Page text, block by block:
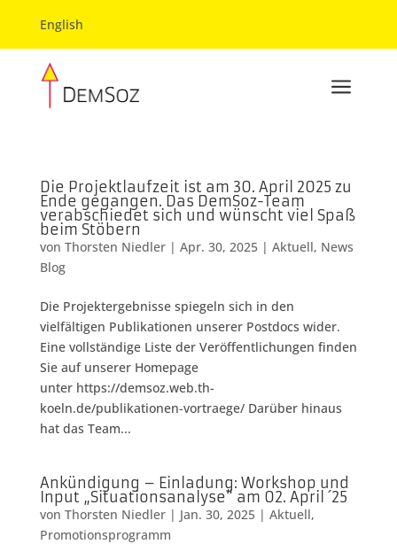
English
a
Die Projektlaufzeit ist am 30. April 2025 zu
Ende gegangen. Das DemSoz-Team
verabschiedet sich und wünscht viel Spaß
beim Stöbern
von Thorsten Niedler| Apr. 30, 2025| Aktuell, News
Blog
Die Projektergebnisse spiegeln sich in den
vielfältigen Publikationen unserer Postdocs wider.
Eine vollständige Liste der Veröffentlichungen finden
Sie auf unserer Homepage
unter https://demsoz.web.th-
koeln.de/publikationen-vortraege/ Darüber hinaus
hat das Team...
Ankündigung – Einladung: Workshop und
Input „Situationsanalyse“ am 02. April ´25
von Thorsten Niedler| Jan. 30, 2025| Aktuell,
Promotionsprogramm